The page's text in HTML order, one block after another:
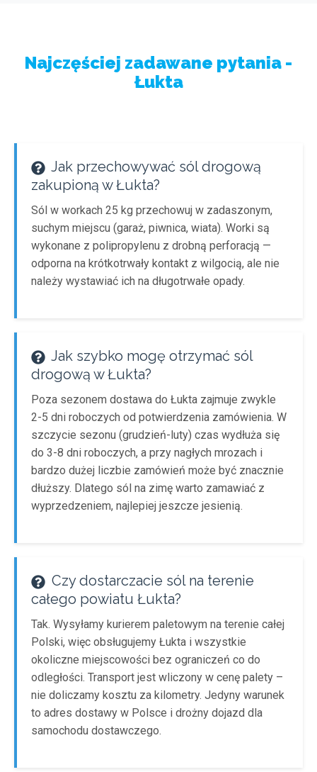
Najczęściej zadawane pytania -
Łukta
Jak przechowywać sól drogową
zakupioną w Łukta?
Sól w workach 25 kg przechowuj w zadaszonym,
suchym miejscu (garaż, piwnica, wiata). Worki są
wykonane z polipropylenu z drobną perforacją —
odporna na krótkotrwały kontakt z wilgocią, ale nie
należy wystawiać ich na długotrwałe opady.
Jak szybko mogę otrzymać sól
drogową w Łukta?
Poza sezonem dostawa do Łukta zajmuje zwykle
2-5 dni roboczych od potwierdzenia zamówienia. W
szczycie sezonu (grudzień-luty) czas wydłuża się
do 3-8 dni roboczych, a przy nagłych mrozach i
bardzo dużej liczbie zamówień może być znacznie
dłuższy. Dlatego sól na zimę warto zamawiać z
wyprzedzeniem, najlepiej jeszcze jesienią.
Czy dostarczacie sól na terenie
całego powiatu Łukta?
Tak. Wysyłamy kurierem paletowym na terenie całej
Polski, więc obsługujemy Łukta i wszystkie
okoliczne miejscowości bez ograniczeń co do
odległości. Transport jest wliczony w cenę palety –
nie doliczamy kosztu za kilometry. Jedyny warunek
to adres dostawy w Polsce i drożny dojazd dla
samochodu dostawczego.